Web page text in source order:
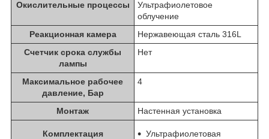
Окислительные процессы
Ультрафиолетовое
облучение
Реакционная камера
Нержавеющая сталь 316L
Счетчик срока службы
лампы
Нет
Максимальное рабочее
давление, Бар
4
Монтаж Настенная установка
Комплектация
Ультрафиолетовая